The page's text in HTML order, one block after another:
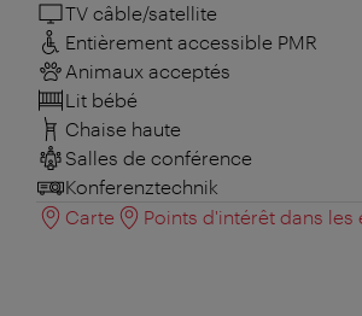
TV câble/satellite
Entièrement accessible PMR
Animaux acceptés
Lit bébé
Chaise haute
Salles de conférence
Konferenztechnik
Carte
Points d'intérêt dans les